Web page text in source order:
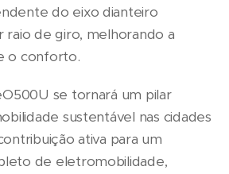
do eixo dianteiro
raio de giro, melhorando a
o conforto.
se tornará um pilar
sustentável nas cidades
ativa para um
de eletromobilidade,